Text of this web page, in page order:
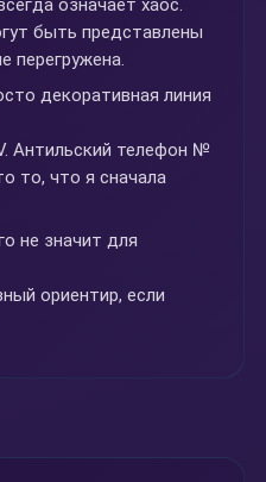
означает хаос.
быть представлены
перегружена.
декоративная линия
Антильский телефон №
то, что я сначала
не значит для
ориентир, если